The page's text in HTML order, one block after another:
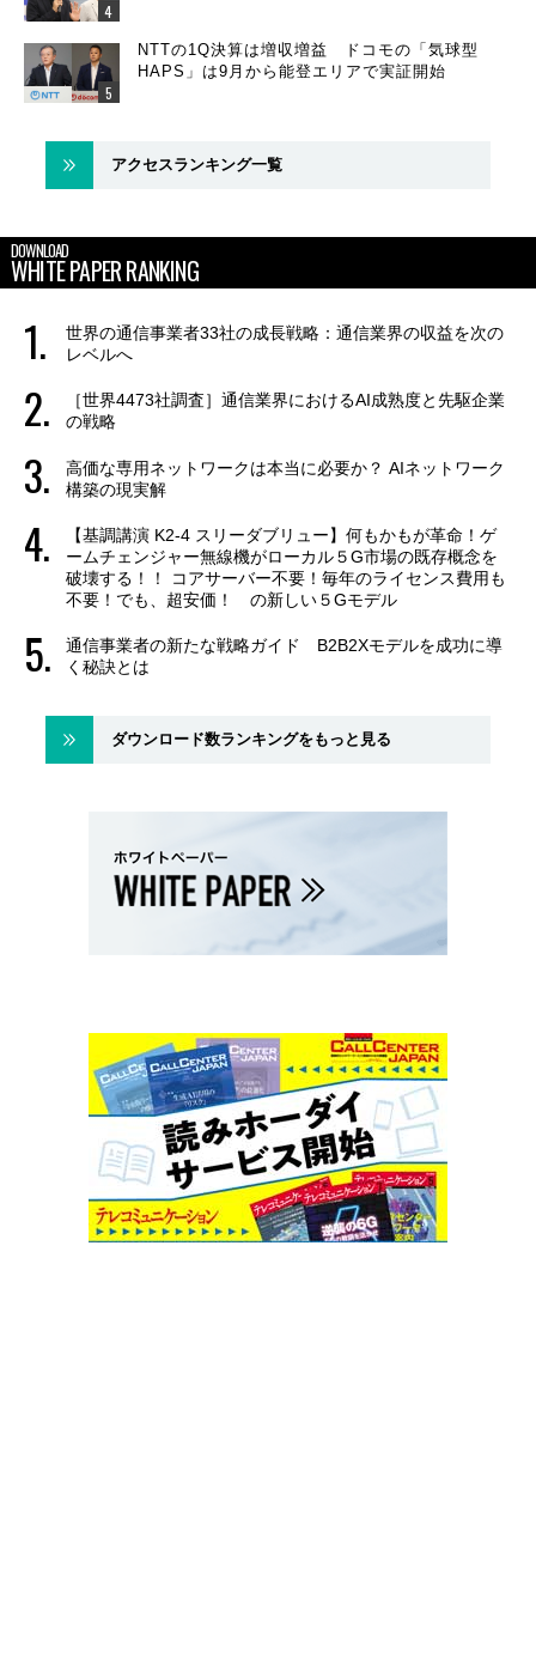
NTTの1Q決算は増収増益 ドコモの「気球型
HAPS」は9月から能登エリアで実証開始
アクセスランキング一覧
DOWNLOAD
WHITE PAPER RANKING
世界の通信事業者33社の成長戦略：通信業界の収益を次の
レベルへ
［世界4473社調査］通信業界におけるAI成熟度と先駆企業
の戦略
高価な専用ネットワークは本当に必要か？ AIネットワーク
構築の現実解
【基調講演 K2-4 スリーダブリュー】何もかもが革命！ゲ
ームチェンジャー無線機がローカル５G市場の既存概念を
破壊する！！ コアサーバー不要！毎年のライセンス費用も
不要！でも、超安価！ の新しい５Gモデル
通信事業者の新たな戦略ガイド B2B2Xモデルを成功に導
く秘訣とは
ダウンロード数ランキングをもっと見る